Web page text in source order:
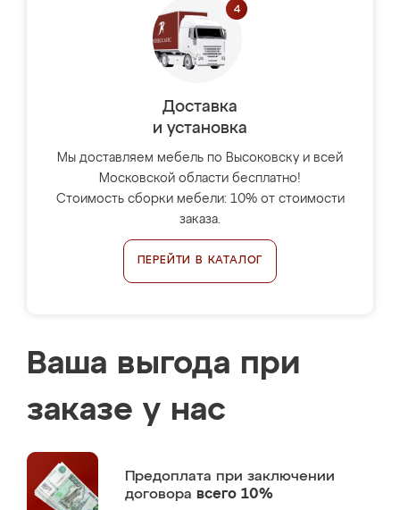
Доставка
и установка
Мы доставляем мебель по Высоковску и всей
Московской области бесплатно!
Стоимость сборки мебели: 10% от стоимости
заказа.
ПЕРЕЙТИ В КАТАЛОГ
Ваша выгода при
заказе у нас
Предоплата при заключении
договора всего 10%